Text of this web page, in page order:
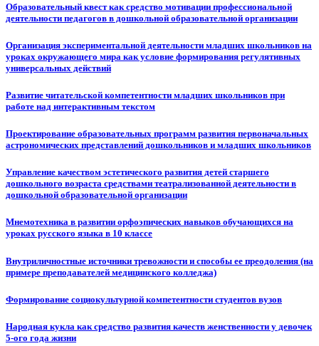
Образовательный квест как средство мотивации профессиональной
деятельности педагогов в дошкольной образовательной организации
Организация экспериментальной деятельности младших школьников на
уроках окружающего мира как условие формирования регулятивных
универсальных действий
Развитие читательской компетентности младших школьников при
работе над интерактивным текстом
Проектирование образовательных программ развития первоначальных
астрономических представлений дошкольников и младших школьников
Управление качеством эстетического развития детей старшего
дошкольного возраста средствами театрализованной деятельности в
дошкольной образовательной организации
Мнемотехника в развитии орфоэпических навыков обучающихся на
уроках русского языка в 10 классе
Внутриличностные источники тревожности и способы ее преодоления (на
примере преподавателей медицинского колледжа)
Формирование социокультурной компетентности студентов вузов
Народная кукла как средство развития качеств женственности у девочек
5-ого года жизни